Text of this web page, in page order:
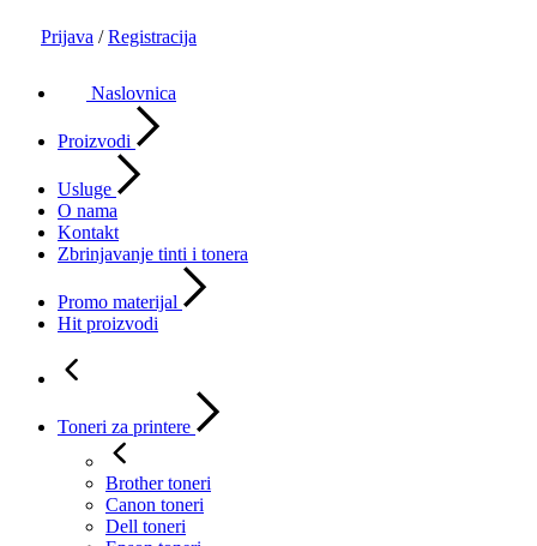
Prijava / Registracija
Naslovnica
Proizvodi
Usluge
O nama
Kontakt
Zbrinjavanje tinti i tonera
Promo materijal
Hit proizvodi
Toneri za printere
Brother toneri
Canon toneri
Dell toneri